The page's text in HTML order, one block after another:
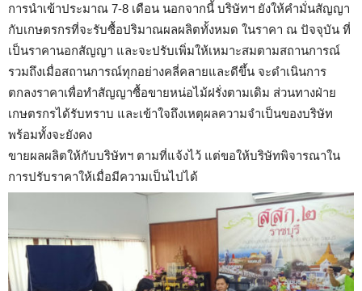
การนำเข้าประมาณ 7-8 เดือน นอกจากนี้ บริษัทฯ ยังให้คำมั่นสัญญา
กับเกษตรกรที่จะรับซื้อปริมาณผลผลิตทั้งหมด ในราคา ณ ปัจจุบัน ที่
เป็นราคานอกสัญญา และจะปรับเพิ่มให้เหมาะสมตามสถานการณ์
รวมถึงเมื่อสถานการณ์ทุกอย่างคลี่คลายและดีขึ้น จะดำเนินการ
ตกลงราคาเพื่อทำสัญญาซื้อขายหน่อไม้ฝรั่งตามเดิม ส่วนทางฝ่าย
เกษตรกรได้รับทราบ และเข้าใจถึงเหตุผลความจำเป็นของบริษัท
พร้อมทั้งจะยังคง
ขายผลผลิตให้กับบริษัทฯ ตามที่แจ้งไว้ แต่ขอให้บริษัทพิจารณาใน
การปรับราคาให้เมื่อมีความเป็นไปได้